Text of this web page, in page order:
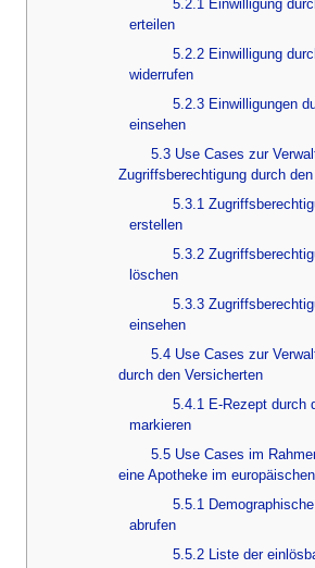
5.2.1 Einwilligung
erteilen
5.2.2 Einwilligung
widerrufen
5.2.3 Einwilligungen
einsehen
5.3 Use Cases zur
Zugriffsberechtigung durch
5.3.1
erstellen
5.3.2
löschen
5.3.3
einsehen
5.4 Use Cases zur
durch den Versicherten
5.4.1 E-Rezept durch
markieren
5.5 Use Cases im
eine Apotheke im
5.5.1
abrufen
5.5.2 Liste der